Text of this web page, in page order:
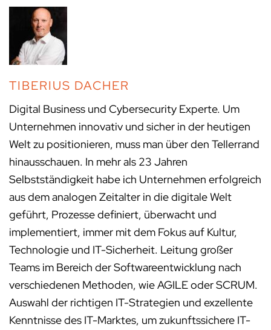
TIBERIUS DACHER
Digital Business und Cybersecurity Experte. Um
Unternehmen innovativ und sicher in der heutigen
Welt zu positionieren, muss man über den Tellerrand
hinausschauen. In mehr als 23 Jahren
Selbstständigkeit habe ich Unternehmen erfolgreich
aus dem analogen Zeitalter in die digitale Welt
geführt, Prozesse definiert, überwacht und
implementiert, immer mit dem Fokus auf Kultur,
Technologie und IT-Sicherheit. Leitung großer
Teams im Bereich der Softwareentwicklung nach
verschiedenen Methoden, wie AGILE oder SCRUM.
Auswahl der richtigen IT-Strategien und exzellente
Kenntnisse des IT-Marktes, um zukunftssichere IT-